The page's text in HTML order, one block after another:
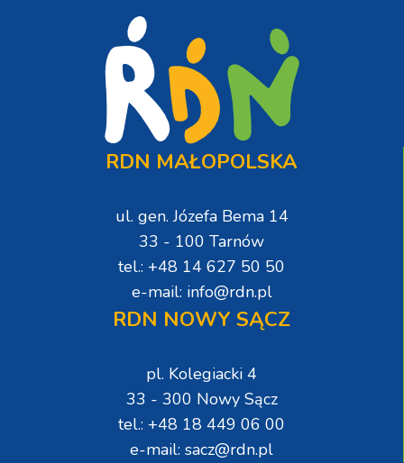
RDN MAŁOPOLSKA
ul. gen. Józefa Bema 14
33 - 100 Tarnów
tel.: +48 14 627 50 50
e-mail: info@rdn.pl
RDN NOWY SĄCZ
pl. Kolegiacki 4
33 - 300 Nowy Sącz
tel.: +48 18 449 06 00
e-mail: sacz@rdn.pl